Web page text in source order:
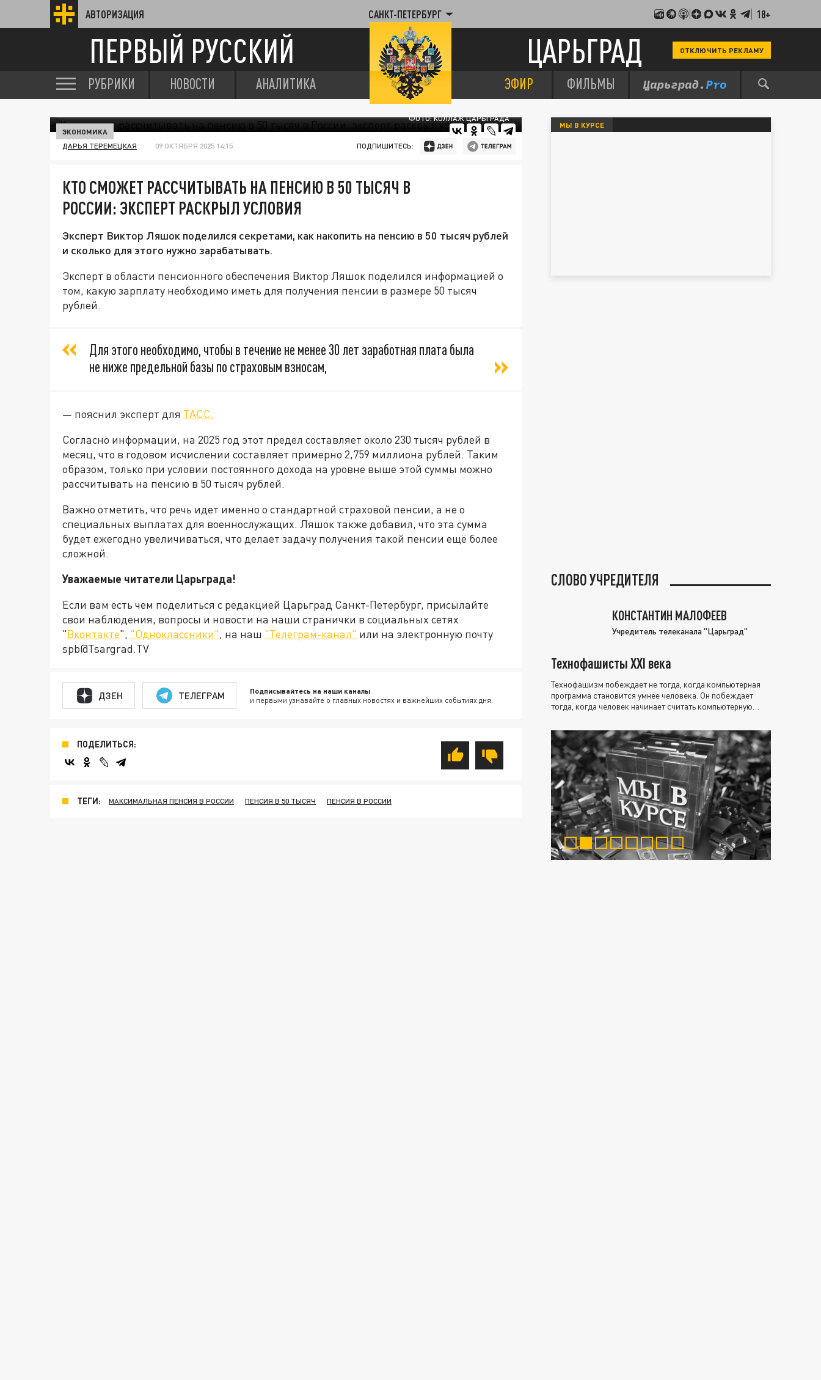
АВТОРИЗАЦИЯ САНКТ-ПЕТЕРБУРГ 18+
ПЕРВЫЙ РУССКИЙ ЦАРЬГРАД ОТКЛЮЧИТЬ РЕКЛАМУ
РУБРИКИ НОВОСТИ АНАЛИТИКА ЭФИР ФИЛЬМЫ
ФОТО: КОЛЛАЖ ЦАРЬГРАДА
ЭКОНОМИКА
ДАРЬЯ ТЕРЕМЕЦКАЯ 09 ОКТЯБРЯ 2025 14:15 ПОДПИШИТЕСЬ:
КТО СМОЖЕТ РАССЧИТЫВАТЬ НА ПЕНСИЮ В 50 ТЫСЯЧ В
РОССИИ: ЭКСПЕРТ РАСКРЫЛ УСЛОВИЯ
Эксперт Виктор Ляшок поделился секретами, как накопить на пенсию в 50 тысяч рублей
и сколько для этого нужно зарабатывать.
Эксперт в области пенсионного обеспечения Виктор Ляшок поделился информацией о
том, какую зарплату необходимо иметь для получения пенсии в размере 50 тысяч
рублей.
Для этого необходимо, чтобы в течение не менее 30 лет заработная плата была
не ниже предельной базы по страховым взносам,
— пояснил эксперт для ТАСС.
Согласно информации, на 2025 год этот предел составляет около 230 тысяч рублей в
месяц, что в годовом исчислении составляет примерно 2,759 миллиона рублей. Таким
образом, только при условии постоянного дохода на уровне выше этой суммы можно
рассчитывать на пенсию в 50 тысяч рублей.
Важно отметить, что речь идет именно о стандартной страховой пенсии, а не о
специальных выплатах для военнослужащих. Ляшок также добавил, что эта сумма
будет ежегодно увеличиваться, что делает задачу получения такой пенсии ещё более
сложной.
Уважаемые читатели Царьграда!
Если вам есть чем поделиться с редакцией Царьград Санкт-Петербург, присылайте
свои наблюдения, вопросы и новости на наши странички в социальных сетях
"Вконтакте", "Одноклассники", на наш "Телеграм-канал" или на электронную почту
spb@Tsargrad.TV
ДЗЕН ТЕЛЕГРАМ Подписывайтесь на наши каналы
и первыми узнавайте о главных новостях и важнейших событиях дня.
ПОДЕЛИТЬСЯ:
ТЕГИ: МАКСИМАЛЬНАЯ ПЕНСИЯ В РОССИИ ПЕНСИЯ В 50 ТЫСЯЧ ПЕНСИЯ В РОССИИ
МЫ В КУРСЕ
СЛОВО УЧРЕДИТЕЛЯ
КОНСТАНТИН МАЛОФЕЕВ
Учредитель телеканала "Царьград"
Технофашисты XXI века
Технофашизм побеждает не тогда, когда компьютерная
программа становится умнее человека. Он побеждает
тогда, когда человек начинает считать компьютерную